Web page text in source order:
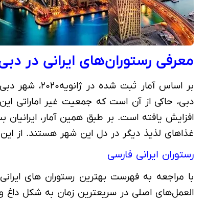
معرفی رستوران‌های ایرانی در
افزایش یافته است. بر طبق همین آمار،
غذاهای لذیذ دیگر در دل این شهر هستند. از این
رستوران ایرانی فارسی
العمل‌های اصلی در سریعترین زمان به شکل داغ